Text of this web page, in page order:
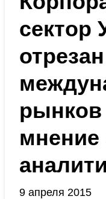
сектор
рынков
мнение
9 апреля 2015